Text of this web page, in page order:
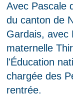
Avec Pascale
du canton de
Gardais, avec
maternelle
l'Éducation
chargée des
rentrée.